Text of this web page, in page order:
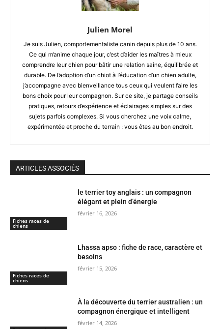
Julien Morel
Je suis Julien, comportementaliste canin depuis plus de 10 ans.
Ce qui m’anime chaque jour, c’est d’aider les maîtres à mieux
comprendre leur chien pour bâtir une relation saine, équilibrée et
durable. De l’adoption d’un chiot à l’éducation d’un chien adulte,
j’accompagne avec bienveillance tous ceux qui veulent faire les
bons choix pour leur compagnon. Sur ce site, je partage conseils
pratiques, retours d’expérience et éclairages simples sur des
sujets parfois complexes. Si vous cherchez une voix calme,
expérimentée et proche du terrain : vous êtes au bon endroit.
ARTICLES ASSOCIÉS
Fiches races de
chiens
le terrier toy anglais : un compagnon
élégant et plein d’énergie
février 16, 2026
Fiches races de
chiens
Lhassa apso : fiche de race, caractère et
besoins
février 15, 2026
À la découverte du terrier australien : un
compagnon énergique et intelligent
février 14, 2026